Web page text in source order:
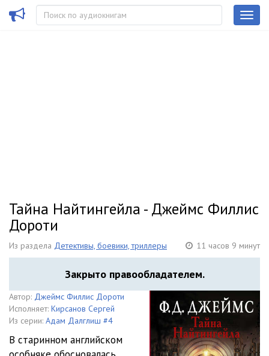
Тайна Найтингейла - Джеймс Филлис
Дороти
Из раздела Детективы, боевики, триллеры 11 часов 9 минут
Закрыто правообладателем.
Автор: Джеймс Филлис Дороти
Исполняет: Кирсанов Сергей
Из серии: Адам Далглиш #4
В старинном английском